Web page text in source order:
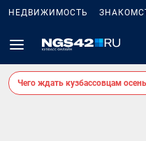
НЕДВИЖИМОСТЬ
Чего ждать кузбассовцам